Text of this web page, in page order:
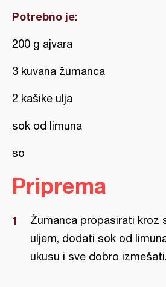
Potrebno je:
200 g ajvara
3 kuvana žumanca
2 kašike ulja
sok od limuna
so
Priprema
Žumanca propasirati kroz
uljem, dodati sok od
ukusu i sve dobro izmešati.